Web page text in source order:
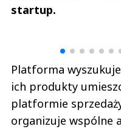
startup.
Platforma
ich produkty
platformie
organizuje wspólne